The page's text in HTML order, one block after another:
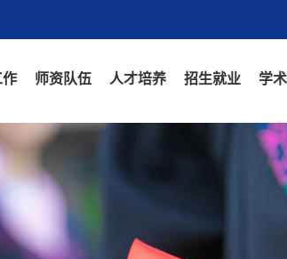
作 师资队伍 人才培养 招生就业 学